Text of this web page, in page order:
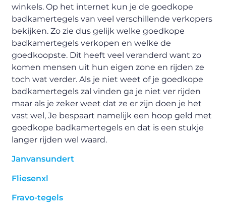
winkels. Op het internet kun je de goedkope
badkamertegels van veel verschillende verkopers
bekijken. Zo zie dus gelijk welke goedkope
badkamertegels verkopen en welke de
goedkoopste. Dit heeft veel veranderd want zo
komen mensen uit hun eigen zone en rijden ze
toch wat verder. Als je niet weet of je goedkope
badkamertegels zal vinden ga je niet ver rijden
maar als je zeker weet dat ze er zijn doen je het
vast wel, Je bespaart namelijk een hoop geld met
goedkope badkamertegels en dat is een stukje
langer rijden wel waard.
Janvansundert
Fliesenxl
Fravo-tegels